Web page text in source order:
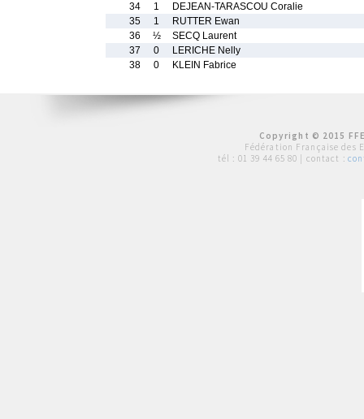
34
1
DEJEAN-TARASCOU Coralie
35
1
RUTTER Ewan
36
½
SECQ Laurent
37
0
LERICHE Nelly
38
0 KLEIN Fabrice
Copyright © 2015
Fédération Française des
tél : 01 39 44 65 80 | contact :